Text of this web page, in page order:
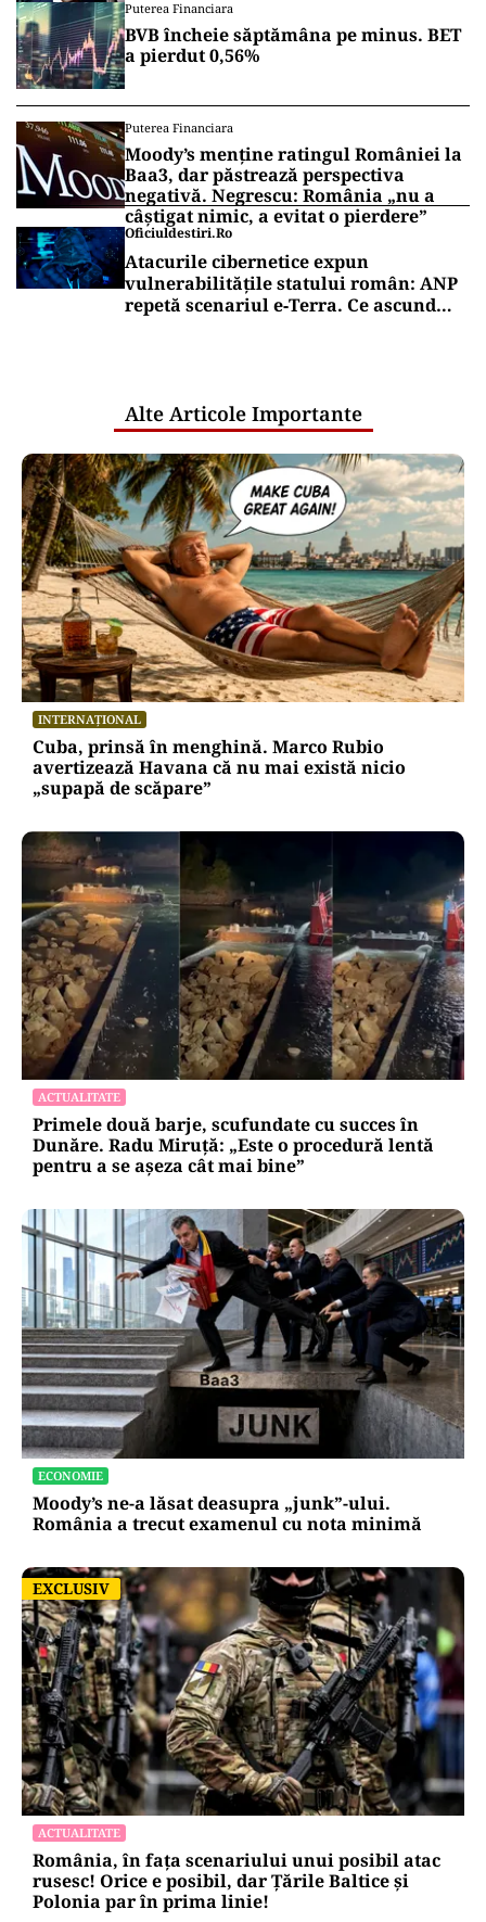
Puterea Financiara
BVB încheie săptămâna pe minus. BET
a pierdut 0,56%
Puterea Financiara
Moody’s menține ratingul României la
Baa3, dar păstrează perspectiva
negativă. Negrescu: România „nu a
câștigat nimic, a evitat o pierdere”
Oficiuldestiri.ro
Atacurile cibernetice expun
vulnerabilitățile statului român: ANP
repetă scenariul e‑Terra. Ce ascund
Alte Articole Importante
INTERNAȚIONAL
Cuba, prinsă în menghină. Marco Rubio
avertizează Havana că nu mai există nicio
„supapă de scăpare”
ACTUALITATE
Primele două barje, scufundate cu succes în
Dunăre. Radu Miruță: „Este o procedură lentă
pentru a se așeza cât mai bine”
ECONOMIE
Moody’s ne-a lăsat deasupra „junk”-ului.
România a trecut examenul cu nota minimă
EXCLUSIV
EXCLUSIV
ACTUALITATE
România, în fața scenariului unui posibil atac
rusesc! Orice e posibil, dar Țările Baltice și
Polonia par în prima linie!